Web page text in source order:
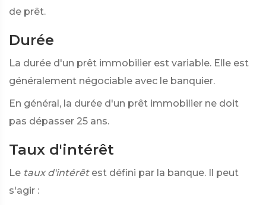
de prêt.
Durée
La durée d'un prêt immobilier est variable. Elle est
généralement négociable avec le banquier.
En général, la durée d'un prêt immobilier ne doit
pas dépasser 25 ans.
Taux d'intérêt
Le taux d'intérêt est défini par la banque. Il peut
s'agir :